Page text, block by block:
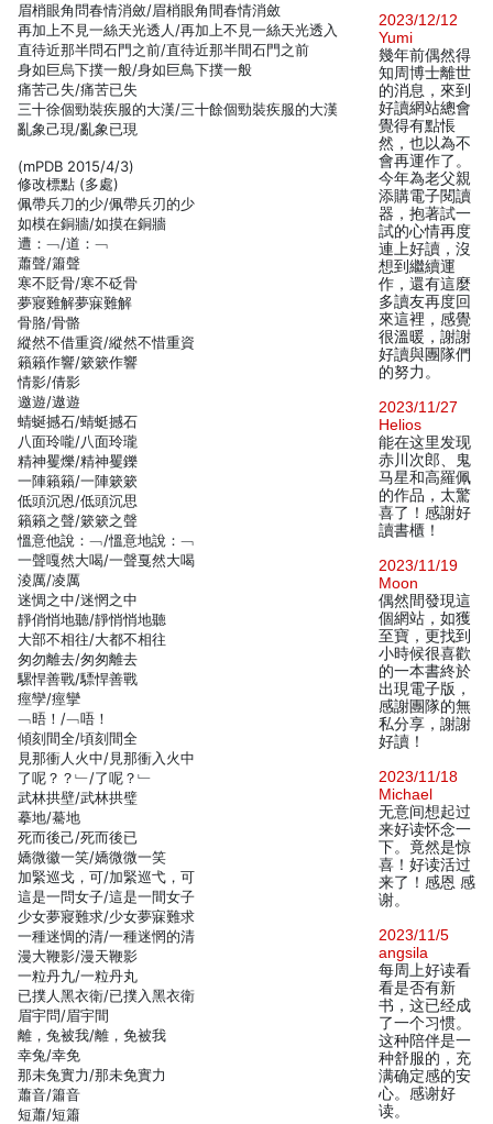
眉梢眼角問春情消斂/眉梢眼角間春情消斂
再加上不見一絲天光透人/再加上不見一絲天光透入
直待近那半問石門之前/直待近那半間石門之前
身如巨烏下撲一般/身如巨鳥下撲一般
痛苦己失/痛苦已失
三十徐個勁裝疾服的大漢/三十餘個勁裝疾服的大漢
亂象己現/亂象已現
(mPDB 2015/4/3)
修改標點 (多處)
佩帶兵刀的少/佩帶兵刃的少
如模在銅牆/如摸在銅牆
遭：﹁/道：﹁
蕭聲/簫聲
寒不貶骨/寒不砭骨
夢寢難解夢寐難解
骨胳/骨骼
縱然不借重資/縱然不惜重資
籟籟作響/簌簌作響
情影/倩影
邀遊/遨遊
蜻蜒撼石/蜻蜓撼石
八面玲嚨/八面玲瓏
精神矍爍/精神矍鑠
一陣籟籟/一陣簌簌
低頭沉恩/低頭沉思
籟籟之聲/簌簌之聲
慍意他說：﹁/慍意地說：﹁
一聲嘎然大喝/一聲戛然大喝
淩厲/凌厲
迷惆之中/迷惘之中
靜俏悄地聽/靜悄悄地聽
大部不相往/大都不相往
匆勿離去/匆匆離去
騾悍善戰/驃悍善戰
痙孿/痙攣
﹁晤！/﹁唔！
傾刻間全/頃刻間全
見那衝人火中/見那衝入火中
了呢？？﹂/了呢？﹂
武林拱壁/武林拱璧
摹地/驀地
死而後己/死而後已
嬌微徽一笑/嬌微微一笑
加緊巡戈，可/加緊巡弋，可
這是一問女子/這是一間女子
少女夢寢難求/少女夢寐難求
一種迷惆的清/一種迷惘的清
漫大鞭影/漫天鞭影
一粒丹九/一粒丹丸
已撲人黑衣衛/已撲入黑衣衛
眉宇問/眉宇間
離，兔被我/離，免被我
幸兔/幸免
那未兔實力/那未免實力
蕭音/簫音
短蕭/短簫
2023/12/12
Yumi
幾年前偶然得
知周博士離世
的消息，來到
好讀網站總會
覺得有點悵
然，也以為不
會再運作了。
今年為老父親
添購電子閱讀
器，抱著試一
試的心情再度
連上好讀，沒
想到繼續運
作，還有這麼
多讀友再度回
來這裡，感覺
很溫暖，謝謝
好讀與團隊們
的努力。
2023/11/27
Helios
能在这里发现
赤川次郎、鬼
马星和高羅佩
的作品，太驚
喜了！感謝好
讀書櫃！
2023/11/19
Moon
偶然間發現這
個網站，如獲
至寶，更找到
小時候很喜歡
的一本書終於
出現電子版，
感謝團隊的無
私分享，謝謝
好讀！
2023/11/18
Michael
无意间想起过
来好读怀念一
下。竟然是惊
喜！好读活过
来了！感恩 感
谢。
2023/11/5
angsila
每周上好读看
看是否有新
书，这已经成
了一个习惯。
这种陪伴是一
种舒服的，充
满确定感的安
心。感谢好
读。